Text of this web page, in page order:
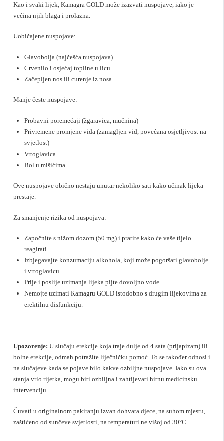
Kao i svaki lijek, Kamagra GOLD može izazvati nuspojave, iako je
većina njih blaga i prolazna.
Uobičajene nuspojave:
Glavobolja (najčešća nuspojava)
Crvenilo i osjećaj topline u licu
Začepljen nos ili curenje iz nosa
Manje česte nuspojave:
Probavni poremećaji (žgaravica, mučnina)
Privremene promjene vida (zamagljen vid, povećana osjetljivost na
svjetlost)
Vrtoglavica
Bol u mišićima
Ove nuspojave obično nestaju unutar nekoliko sati kako učinak lijeka
prestaje.
Za smanjenje rizika od nuspojava:
Započnite s nižom dozom (50 mg) i pratite kako će vaše tijelo
reagirati.
Izbjegavajte konzumaciju alkohola, koji može pogoršati glavobolje
i vrtoglavicu.
Prije i poslije uzimanja lijeka pijte dovoljno vode.
Nemojte uzimati Kamagru GOLD istodobno s drugim lijekovima za
erektilnu disfunkciju.
Upozorenje: U slučaju erekcije koja traje dulje od 4 sata (prijapizam) ili
bolne erekcije, odmah potražite liječničku pomoć. To se također odnosi i
na slučajeve kada se pojave bilo kakve ozbiljne nuspojave. Iako su ova
stanja vrlo rijetka, mogu biti ozbiljna i zahtijevati hitnu medicinsku
intervenciju.
Čuvati u originalnom pakiranju izvan dohvata djece, na suhom mjestu,
zaštićeno od sunčeve svjetlosti, na temperaturi ne višoj od 30°C.